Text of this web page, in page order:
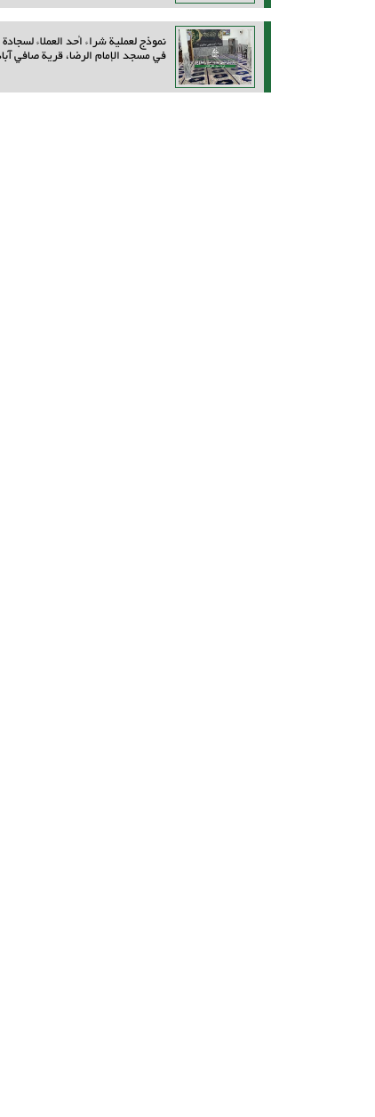
نموذج لعملية شراء أحد العملاء
في مسجد الإمام الرضا، قرية صافي